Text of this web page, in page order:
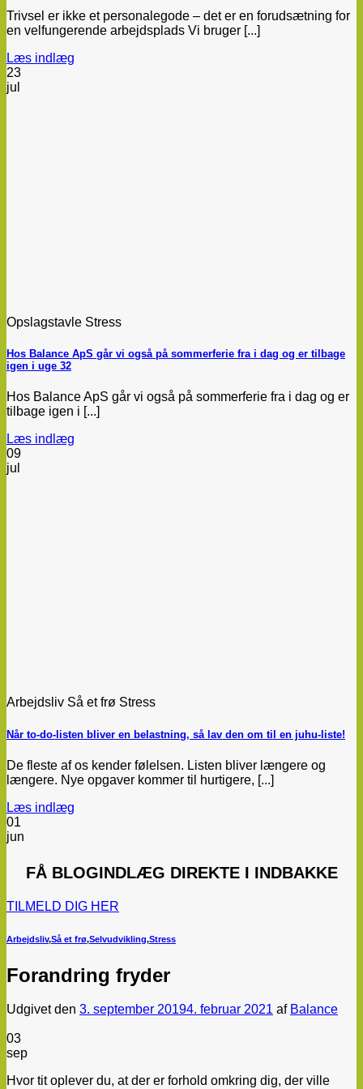
Trivsel er ikke et personalegode – det er en forudsætning for
en velfungerende arbejdsplads Vi bruger [...]
Læs indlæg
23
jul
Opslagstavle Stress
Hos Balance ApS går vi også på sommerferie fra i dag og er tilbage
igen i uge 32
Hos Balance ApS går vi også på sommerferie fra i dag og er
tilbage igen i [...]
Læs indlæg
09
jul
Arbejdsliv Så et frø Stress
Når to-do-listen bliver en belastning, så lav den om til en juhu-liste!
De fleste af os kender følelsen. Listen bliver længere og
længere. Nye opgaver kommer til hurtigere, [...]
Læs indlæg
01
jun
FÅ BLOGINDLÆG DIREKTE I INDBAKKE
TILMELD DIG HER
Arbejdsliv,Så et frø,Selvudvikling,Stress
Forandring fryder
Udgivet den 3. september 20194. februar 2021 af Balance
03
sep
Hvor tit oplever du, at der er forhold omkring dig, der ville